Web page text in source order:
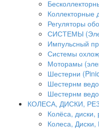
Коллекторные
Регуляторы
СИСТЕМЫ
Импульсный
Системы
Моторамы
Шестерни
Шестернм
Шестернм
КОЛЕСА, ДИСКИ,
Колёса, диски,
Колеса,